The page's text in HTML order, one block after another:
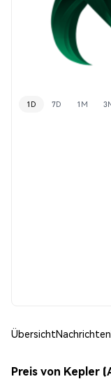
1D 7D 1M
ÜbersichtNachrichten
Preis von Kepler